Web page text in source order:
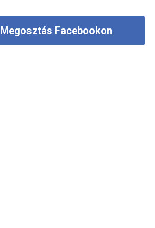
Megosztás Facebookon